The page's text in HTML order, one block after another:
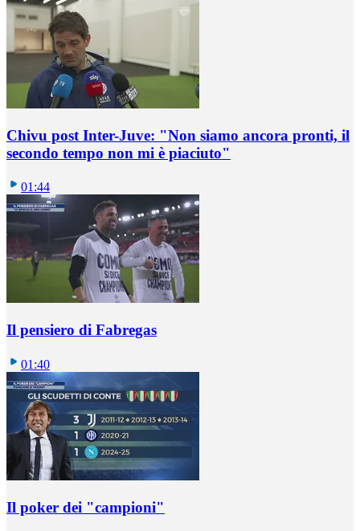
Chivu post Inter-Juve: "Non siamo ancora pronti, il
secondo tempo non mi è piaciuto"
01:44
Il pensiero di Fabregas
01:40
Il poker dei "campioni"